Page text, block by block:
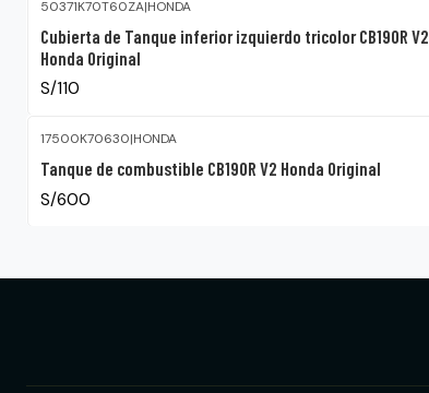
50371K70T60ZA|HONDA
Cubierta de Tanque inferior izquierdo tricolor CB190R V2
Honda Original
S/110
17500K70630|HONDA
Tanque de combustible CB190R V2 Honda Original
S/600